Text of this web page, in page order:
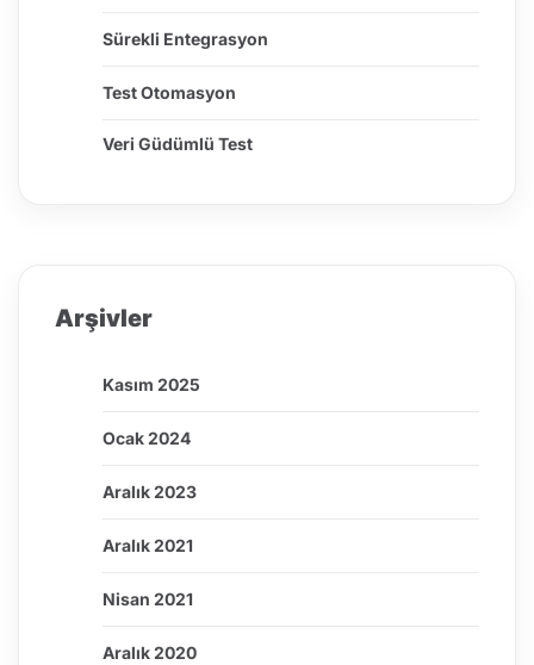
Sürekli Entegrasyon
Test Otomasyon
Veri Güdümlü Test
Arşivler
Kasım 2025
Ocak 2024
Aralık 2023
Aralık 2021
Nisan 2021
Aralık 2020